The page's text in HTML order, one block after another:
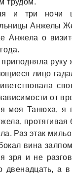
трудом.
и три ночи
Анжелы
Анжела о
руку
лицо
от
моя Танюха, я
протягивая
Раз этак
вина
зря и не
двенадцать, а